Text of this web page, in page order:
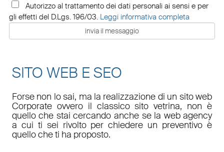
Autorizzo al trattamento dei dati personali ai sensi e per
gli effetti del D.Lgs. 196/03. Leggi informativa completa
SITO WEB E SEO
Forse non lo sai, ma la realizzazione di un sito web
Corporate ovvero il classico sito vetrina, non è
quello che stai cercando anche se la web agency
a cui ti sei rivolto per chiedere un preventivo è
quello che ti ha proposto.